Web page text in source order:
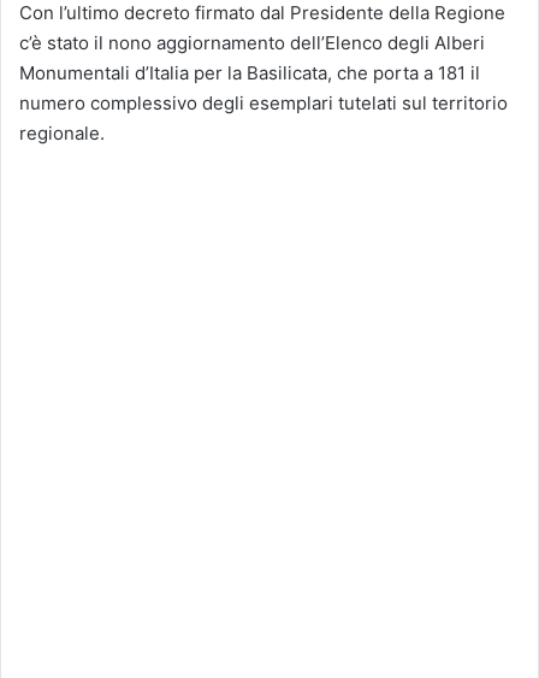
Con l’ultimo decreto firmato dal Presidente della Regione
c’è stato il nono aggiornamento dell’Elenco degli Alberi
Monumentali d’Italia per la Basilicata, che porta a 181 il
numero complessivo degli esemplari tutelati sul territorio
regionale.